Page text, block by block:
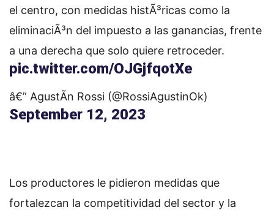
el centro, con medidas histÃ³ricas como la
eliminaciÃ³n del impuesto a las ganancias, frente
a una derecha que solo quiere retroceder.
pic.twitter.com/OJGjfqotXe
â€” AgustÃ­n Rossi (@RossiAgustinOk)
September 12, 2023
Los productores le pidieron medidas que
fortalezcan la competitividad del sector y la